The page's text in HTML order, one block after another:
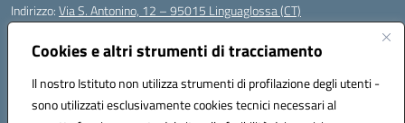
Cookies e altri strumenti di tracciamento
Il nostro Istituto non utilizza strumenti di profilazione degli utenti -
sono utilizzati esclusivamente cookies tecnici necessari al
Indirizzo:Via S. Antonino, 12 – 95015 Linguaglossa (CT)
Centralino:
Posta elettronica certificata (PEC):ctic83200r@pec.istruzione.it
Codice fiscale: 83002470876
Codice meccanografico:CTIC83200R
Codice Indice delle Pubbliche Amministrazioni (IPA): istsc_CTIC83200R